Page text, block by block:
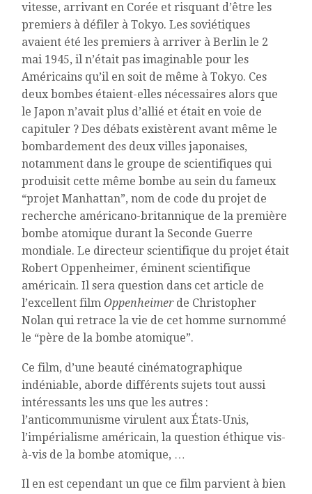
vitesse, arrivant en Corée et risquant d’être les
premiers à défiler à Tokyo. Les soviétiques
avaient été les premiers à arriver à Berlin le 2
mai 1945, il n’était pas imaginable pour les
Américains qu’il en soit de même à Tokyo. Ces
deux bombes étaient-elles nécessaires alors que
le Japon n’avait plus d’allié et était en voie de
capituler ? Des débats existèrent avant même le
bombardement des deux villes japonaises,
notamment dans le groupe de scientifiques qui
produisit cette même bombe au sein du fameux
“projet Manhattan”, nom de code du projet de
recherche américano-britannique de la première
bombe atomique durant la Seconde Guerre
mondiale. Le directeur scientifique du projet était
Robert Oppenheimer, éminent scientifique
américain. Il sera question dans cet article de
l’excellent filmOppenheimerde Christopher
Nolan qui retrace la vie de cet homme surnommé
le “père de la bombe atomique”.
Ce film, d’une beauté cinématographique
indéniable, aborde différents sujets tout aussi
intéressants les uns que les autres :
l’anticommunisme virulent aux États-Unis,
l’impérialisme américain, la question éthique vis-
à-vis de la bombe atomique, …
Il en est cependant un que ce film parvient à bien